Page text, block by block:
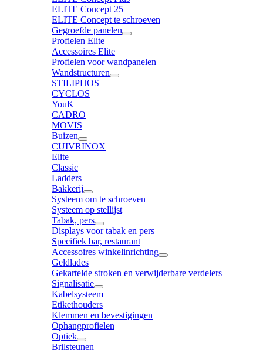
ELITE Concept 25
ELITE Concept te schroeven
Gegroefde panelen
Profielen Elite
Accessoires Elite
Profielen voor wandpanelen
Wandstructuren
STILIPHOS
CYCLOS
YouK
CADRO
MOVIS
Buizen
CUIVRINOX
Elite
Classic
Ladders
Bakkerij
Systeem om te schroeven
Systeem op stellijst
Tabak, pers
Displays voor tabak en pers
Specifiek bar, restaurant
Accessoires winkelinrichting
Geldlades
Gekartelde stroken en verwijderbare verdelers
Signalisatie
Kabelsysteem
Etikethouders
Klemmen en bevestigingen
Ophangprofielen
Optiek
Brilsteunen